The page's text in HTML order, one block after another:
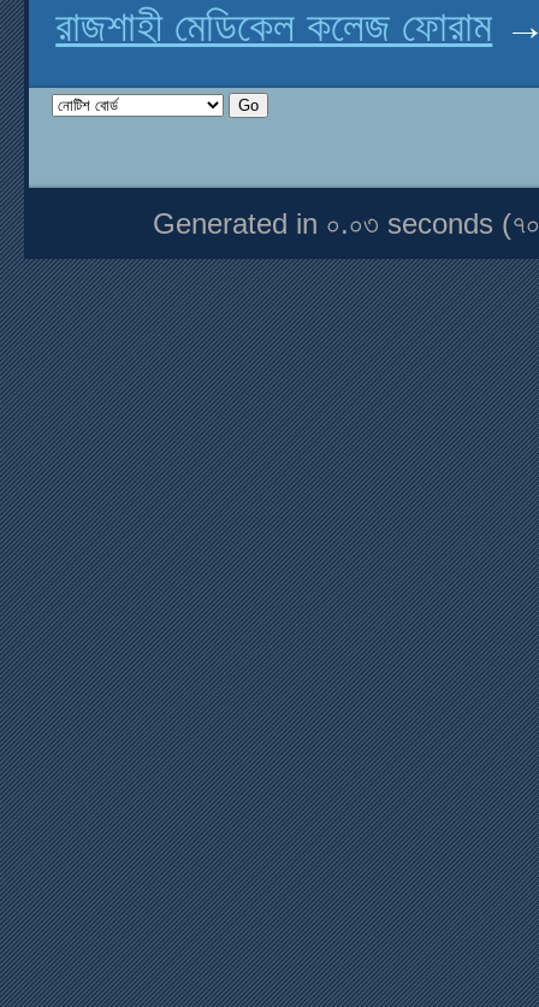
রাজশাহী মেডিকেল কলেজ ফোরাম
Generated in ০.০৩ seconds